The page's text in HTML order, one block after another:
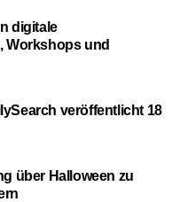
digitale
Workshops und
veröffentlicht 18
über Halloween zu